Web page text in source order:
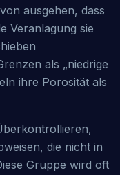
ausgehen, dass
Veranlagung sie
als „niedrige
ihre Porosität als
die nicht in
Gruppe wird oft